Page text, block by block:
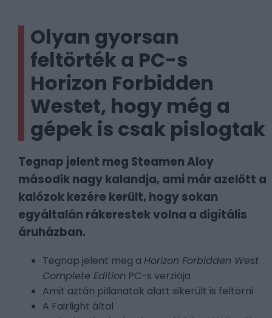
Olyan gyorsan
feltörték a PC-s
Horizon Forbidden
Westet, hogy még a
gépek is csak pislogtak
Tegnap jelent meg Steamen Aloy
második nagy kalandja, ami már azelőtt a
kalózok kezére került, hogy sokan
egyáltalán rákerestek volna a digitális
áruházban.
Tegnap jelent meg a Horizon Forbidden West
Complete Edition PC-s verziója
Amit aztán pillanatok alatt sikerült is feltörni
A Fairlight által